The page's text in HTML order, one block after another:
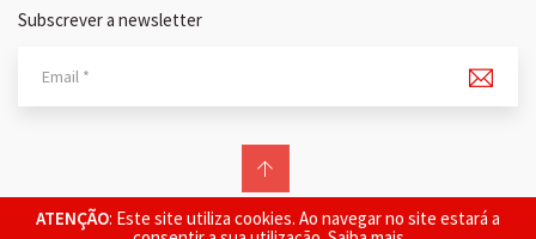
ATENÇÃO: Este site utiliza cookies. Ao navegar no site estará a
Subscrever a newsletter
© 2026 FPAS. Todos os direitos reservados.